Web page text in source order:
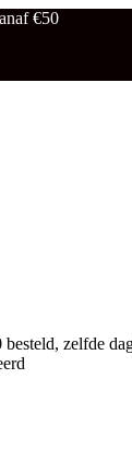
€50
zelfde